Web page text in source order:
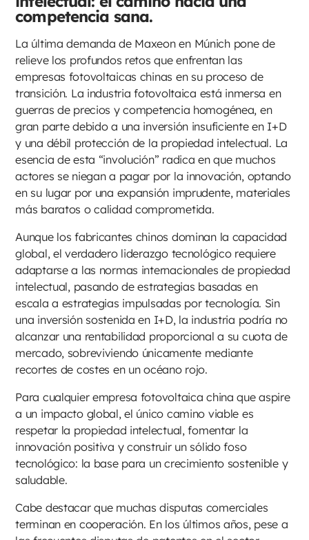
competencia sana.
La última demanda de Maxeon en Múnich pone de
relieve los profundos retos que enfrentan las
empresas fotovoltaicas chinas en su proceso de
transición. La industria fotovoltaica está inmersa en
guerras de precios y competencia homogénea, en
gran parte debido a una inversión insuficiente en I+D
y una débil protección de la propiedad intelectual. La
esencia de esta “involución” radica en que muchos
actores se niegan a pagar por la innovación, optando
en su lugar por una expansión imprudente, materiales
más baratos o calidad comprometida.
Aunque los fabricantes chinos dominan la capacidad
global, el verdadero liderazgo tecnológico requiere
adaptarse a las normas internacionales de propiedad
intelectual, pasando de estrategias basadas en
escala a estrategias impulsadas por tecnología. Sin
una inversión sostenida en I+D, la industria podría no
alcanzar una rentabilidad proporcional a su cuota de
mercado, sobreviviendo únicamente mediante
recortes de costes en un océano rojo.
Para cualquier empresa fotovoltaica china que aspire
a un impacto global, el único camino viable es
respetar la propiedad intelectual, fomentar la
innovación positiva y construir un sólido foso
tecnológico: la base para un crecimiento sostenible y
saludable.
Cabe destacar que muchas disputas comerciales
terminan en cooperación. En los últimos años, pese a